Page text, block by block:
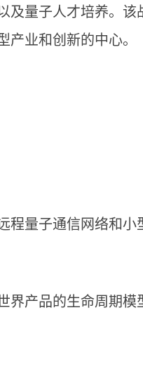
量子人才培养。
业和创新的中心。
量子通信网络和小
产品的生命周期模